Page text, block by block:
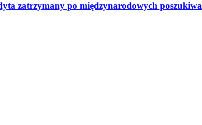
zatrzymany po międzynarodowych